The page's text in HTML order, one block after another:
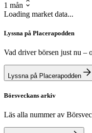
1 mån
Loading market data...
Lyssna på Placerapodden
Vad driver börsen just nu –
Lyssna på Placerapodden
Börsveckans arkiv
Läs alla nummer av